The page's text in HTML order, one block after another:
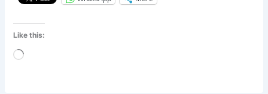
Like this:
Loading…